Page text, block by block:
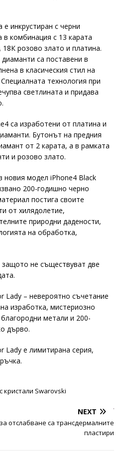
инкрустиран с черни
в комбинация с 13 карата
розово злато и платина.
са поставени в
в класическия стил на
технология при
светлината и придава
са изработени от платина и
Бутонът на предния
от 2 карата, а в рамката
и розово злато.
новия модел iPhone4 Black
200-годишно черно
постига своите
от хилядолетие,
природни дадености,
на обработка,
защото не съществуват две
Lady – невероятно съчетание
изработка, мистериозно
метали и 200-
дърво.
Lady е лимитирана серия,
Swarovski
NEXT
отслабване са трансдермалните
пластири